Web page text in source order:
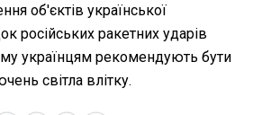
об'єктів української
російських ракетних ударів
українцям рекомендують бути
світла влітку.